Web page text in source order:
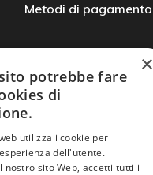
Metodi di pagamento
Domande frequenti
×
potrebbe fare
di
utilizza i cookie per
dell'utente.
nostro sito Web, accetti tutti i